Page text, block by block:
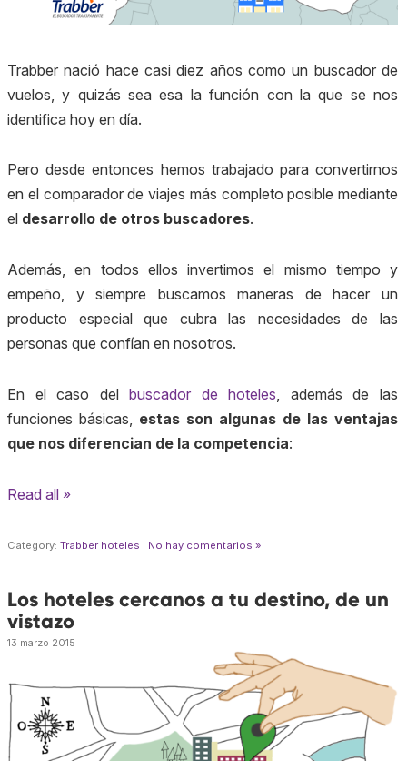
Trabber nació hace casi diez años como un buscador de
vuelos, y quizás sea esa la función con la que se nos
identifica hoy en día.
Pero desde entonces hemos trabajado para convertirnos
en el comparador de viajes más completo posible mediante
el desarrollo de otros buscadores.
Además, en todos ellos invertimos el mismo tiempo y
empeño, y siempre buscamos maneras de hacer un
producto especial que cubra las necesidades de las
personas que confían en nosotros.
En el caso delbuscador de hoteles , además de las
funciones básicas, estas son algunas de las ventajas
que nos diferencian de la competencia:
Read all »
Category: Trabber hoteles No hay comentarios »
Los hoteles cercanos a tu destino, de un
vistazo
13 marzo 2015